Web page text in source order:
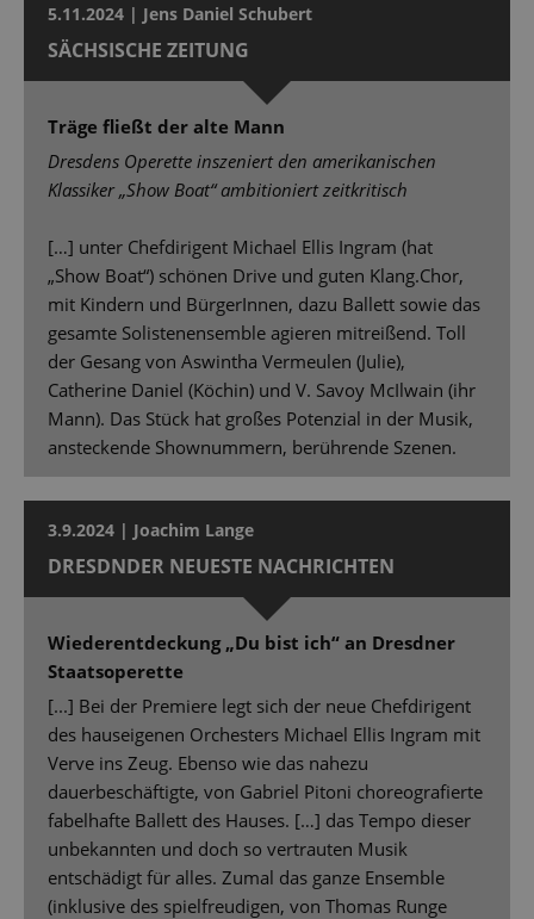
5.11.2024 | Jens Daniel Schubert
SÄCHSISCHE ZEITUNG
Träge fließt der alte Mann
Dresdens Operette inszeniert den amerikanischen
Klassiker „Show Boat“ ambitioniert zeitkritisch
[…] unter Chefdirigent Michael Ellis Ingram (hat
„Show Boat“) schönen Drive und guten Klang.Chor,
mit Kindern und BürgerInnen, dazu Ballett sowie das
gesamte Solistenensemble agieren mitreißend. Toll
der Gesang von Aswintha Vermeulen (Julie),
Catherine Daniel (Köchin) und V. Savoy McIlwain (ihr
Mann). Das Stück hat großes Potenzial in der Musik,
ansteckende Shownummern, berührende Szenen.
3.9.2024 | Joachim Lange
DRESDNDER NEUESTE NACHRICHTEN
Wiederentdeckung „Du bist ich“ an Dresdner
Staatsoperette
[...] Bei der Premiere legt sich der neue Chefdirigent
des hauseigenen Orchesters Michael Ellis Ingram mit
Verve ins Zeug. Ebenso wie das nahezu
dauerbeschäftigte, von Gabriel Pitoni choreografierte
fabelhafte Ballett des Hauses. […] das Tempo dieser
unbekannten und doch so vertrauten Musik
entschädigt für alles. Zumal das ganze Ensemble
(inklusive des spielfreudigen, von Thomas Runge